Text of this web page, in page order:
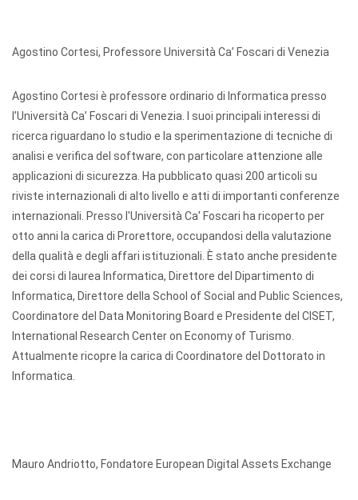
Agostino Cortesi, Professore Università Ca’ Foscari di Venezia
Agostino Cortesi è professore ordinario di Informatica presso
l’Università Ca’ Foscari di Venezia. I suoi principali interessi di
ricerca riguardano lo studio e la sperimentazione di tecniche di
analisi e verifica del software, con particolare attenzione alle
applicazioni di sicurezza. Ha pubblicato quasi 200 articoli su
riviste internazionali di alto livello e atti di importanti conferenze
internazionali. Presso l'Università Ca' Foscari ha ricoperto per
otto anni la carica di Prorettore, occupandosi della valutazione
della qualità e degli affari istituzionali. È stato anche presidente
dei corsi di laurea Informatica, Direttore del Dipartimento di
Informatica, Direttore della School of Social and Public Sciences,
Coordinatore del Data Monitoring Board e Presidente del CISET,
International Research Center on Economy of Turismo.
Attualmente ricopre la carica di Coordinatore del Dottorato in
Informatica.
Mauro Andriotto, Fondatore European Digital Assets Exchange